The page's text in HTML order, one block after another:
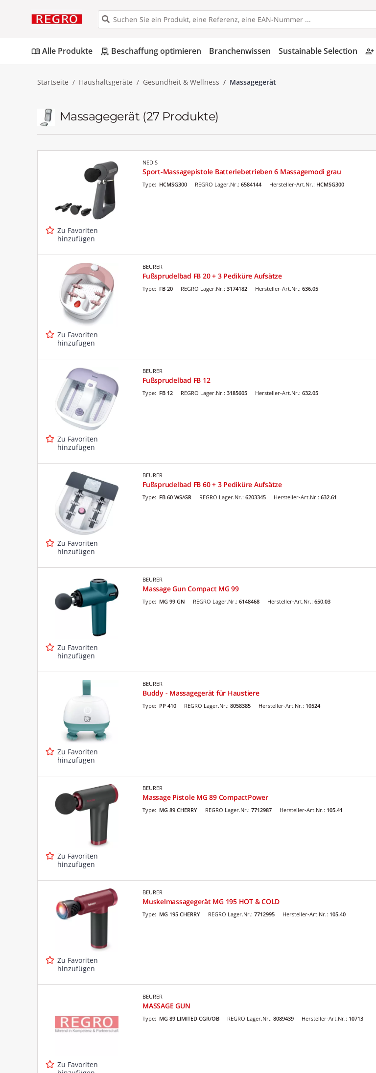
menu_bookAlle Produkte pallet Beschaffung optimieren Branchenwissen Sustainable Selection person_add_alt
Startseite Haushaltsgeräte Gesundheit & Wellness Massagegerät
Massagegerät (27 Produkte)
Zu Favoriten
hinzufügen
NEDIS
Sport-Massagepistole Batteriebetrieben 6 Massagemodi grau
REGRO Lager.Nr.: 6584144
Type: HCMSG300 Hersteller-Art.Nr.: HCMSG300
Zu Favoriten
hinzufügen
BEURER
Fußsprudelbad FB 20 + 3 Pediküre Aufsätze
REGRO Lager.Nr.: 3174182
Type: FB 20 Hersteller-Art.Nr.: 636.05
Zu Favoriten
hinzufügen
BEURER
Fußsprudelbad FB 12
REGRO Lager.Nr.: 3185605
Type: FB 12 Hersteller-Art.Nr.: 632.05
Zu Favoriten
hinzufügen
BEURER
Fußsprudelbad FB 60 + 3 Pediküre Aufsätze
REGRO Lager.Nr.: 6203345
Type: FB 60 WS/GR Hersteller-Art.Nr.: 632.61
Zu Favoriten
hinzufügen
BEURER
Massage Gun Compact MG 99
REGRO Lager.Nr.: 6148468
Type: MG 99 GN Hersteller-Art.Nr.: 650.03
Zu Favoriten
hinzufügen
BEURER
Buddy - Massagegerät für Haustiere
REGRO Lager.Nr.: 8058385
Type: PP 410 Hersteller-Art.Nr.: 10524
Zu Favoriten
hinzufügen
BEURER
Massage Pistole MG 89 CompactPower
REGRO Lager.Nr.: 7712987
Type: MG 89 CHERRY Hersteller-Art.Nr.: 105.41
Zu Favoriten
hinzufügen
BEURER
Muskelmassagegerät MG 195 HOT & COLD
REGRO Lager.Nr.: 7712995
Type: MG 195 CHERRY Hersteller-Art.Nr.: 105.40
Zu Favoriten
BEURER
MASSAGE GUN
REGRO Lager.Nr.: 8089439
Type: MG 89 LIMITED CGR/OB Hersteller-Art.Nr.: 10713